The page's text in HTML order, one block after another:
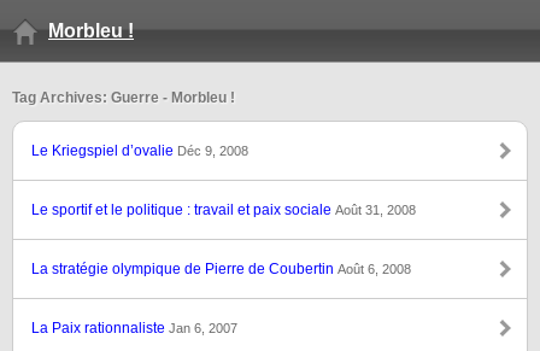
Morbleu !
Tag Archives: Guerre - Morbleu !
Le Kriegspiel d’ovalie Déc 9, 2008
Le sportif et le politique : travail et paix sociale Août 31, 2008
La stratégie olympique de Pierre de Coubertin Août 6, 2008
La Paix rationnaliste Jan 6, 2007